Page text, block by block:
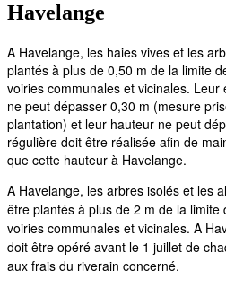
Havelange
A Havelange, les haies vives et les
plantés à plus de 0,50 m de la limite
voiries communales et vicinales.
ne peut dépasser 0,30 m (mesure
plantation) et leur hauteur ne peut
régulière doit être réalisée afin de
que cette hauteur à Havelange.
A Havelange, les arbres isolés et les
être plantés à plus de 2 m de la
voiries communales et vicinales. A
doit être opéré avant le 1 juillet de
aux frais du riverain concerné.